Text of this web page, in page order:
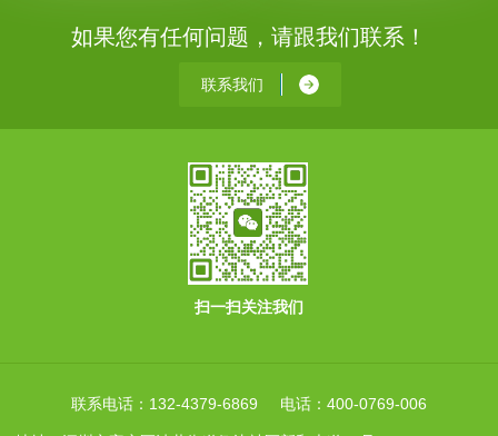
如果您有任何问题，请跟我们联系！
联系我们
扫一扫关注我们
联系电话：132-4379-6869 电话：400-0769-006